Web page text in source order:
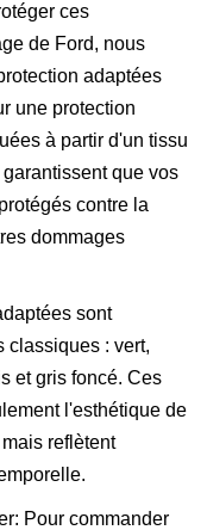
ces
de Ford, nous
adaptées
une protection
à partir d'un tissu
que vos
contre la
dommages
sont
classiques : vert,
et gris foncé. Ces
l'esthétique de
reflètent
Pour commander